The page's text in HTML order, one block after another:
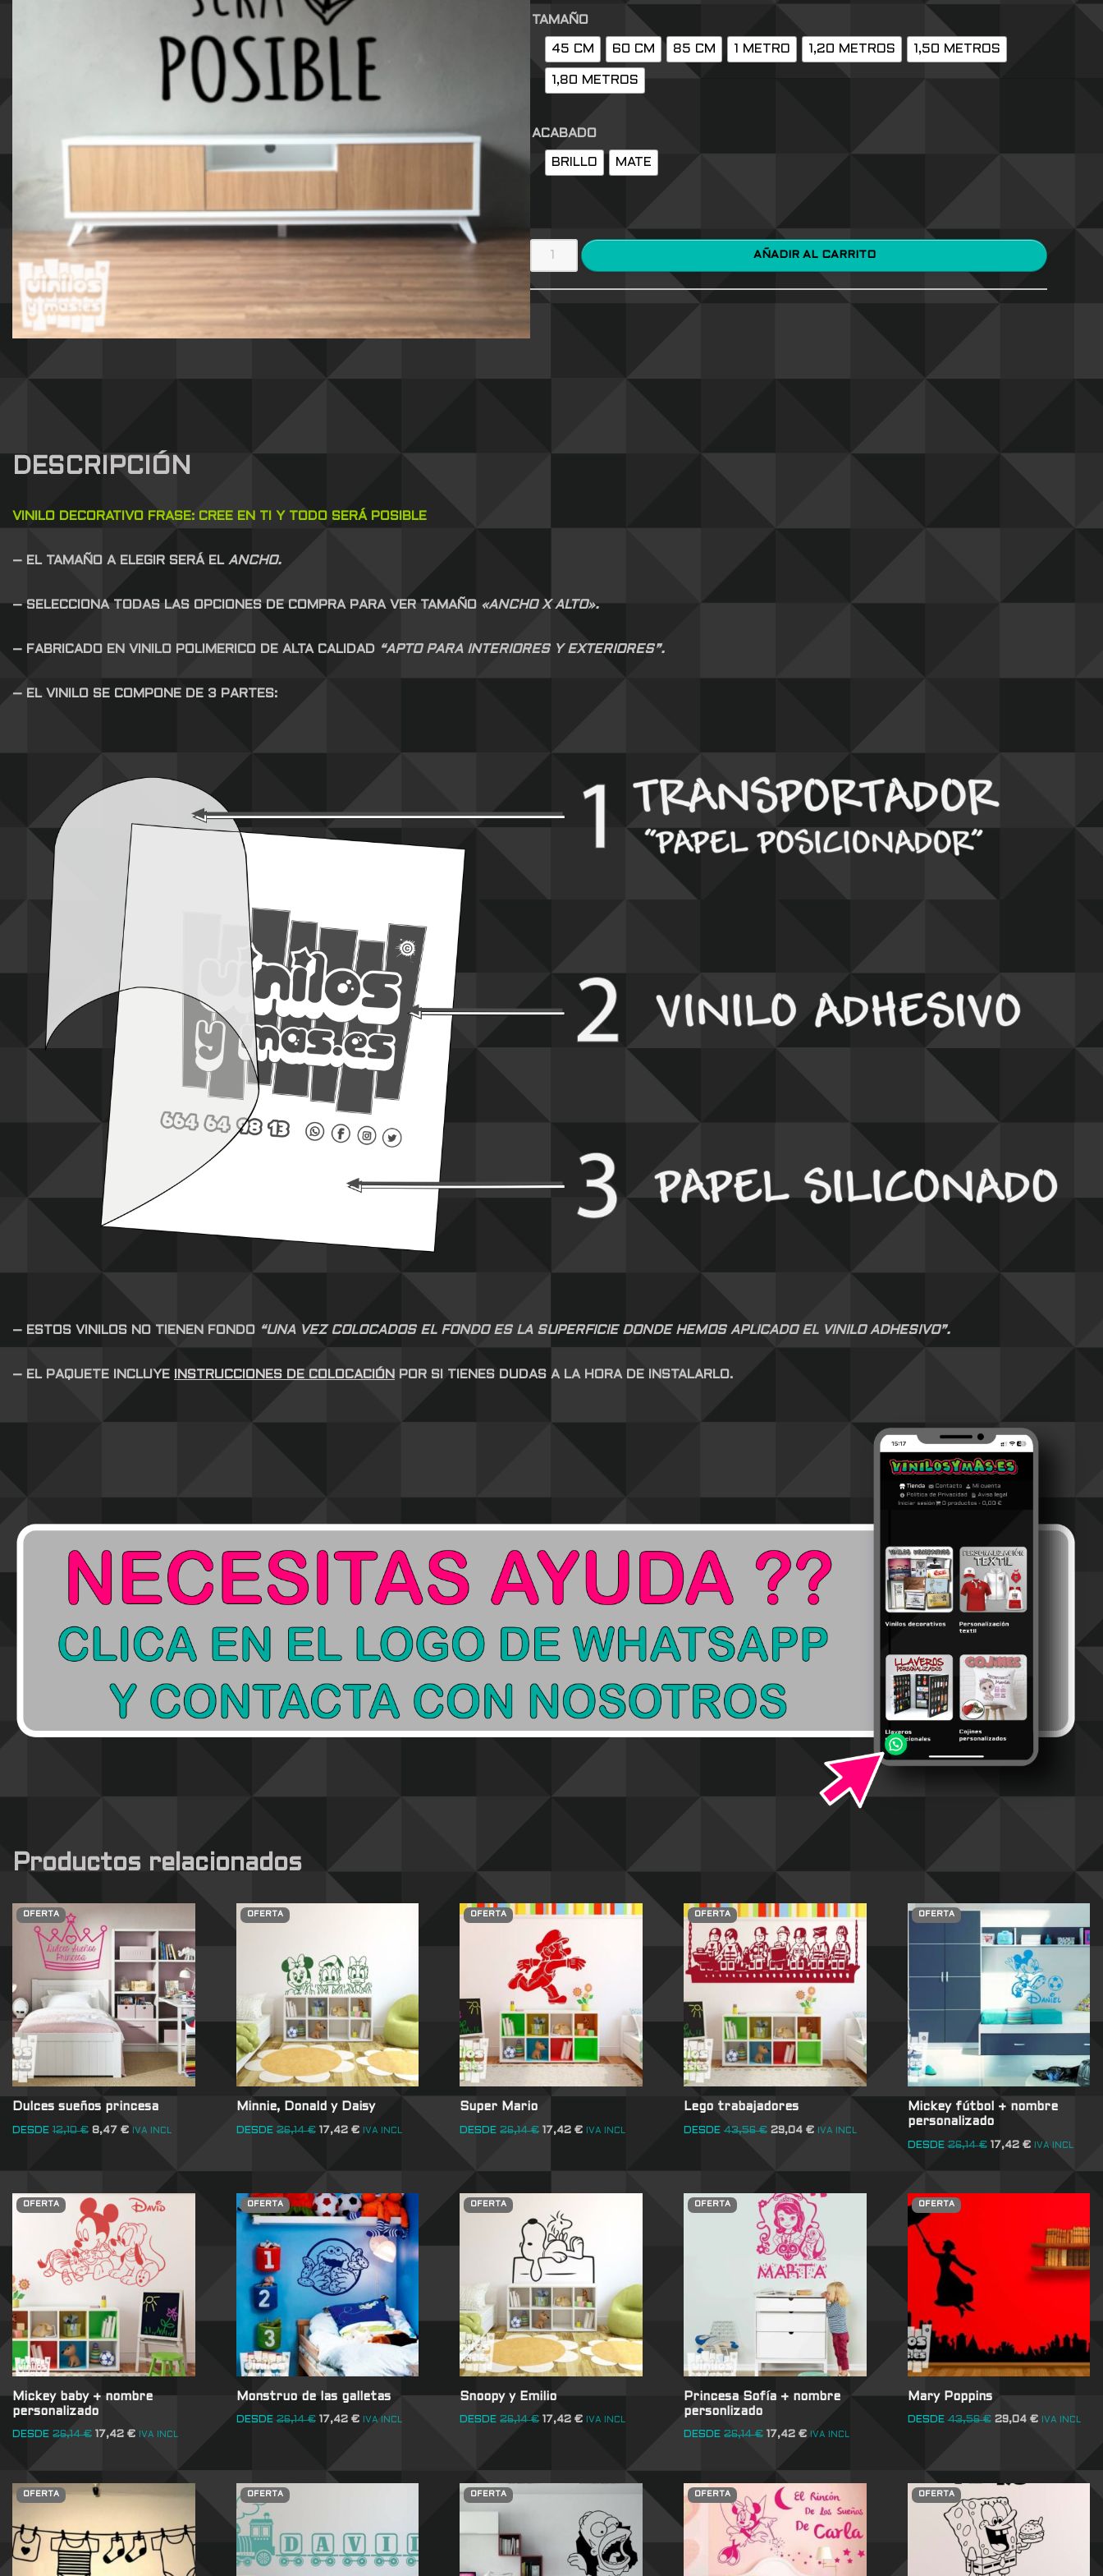
TAMAÑO
45 CM 60 CM 85 CM 1 METRO 1,20 METROS 1,50 METROS
1,80 METROS
ACABADO
BRILLO MATE
AÑADIR AL CARRITO
DESCRIPCIÓN
VINILO DECORATIVO FRASE: CREE EN TI Y TODO SERÁ POSIBLE
– EL TAMAÑO A ELEGIR SERÁ EL ANCHO.
– SELECCIONA TODAS LAS OPCIONES DE COMPRA PARA VER TAMAÑO «ANCHO X ALTO».
– FABRICADO EN VINILO POLIMERICO DE ALTA CALIDAD “APTO PARA INTERIORES Y EXTERIORES”.
– EL VINILO SE COMPONE DE 3 PARTES:
– ESTOS VINILOS NO TIENEN FONDO “UNA VEZ COLOCADOS EL FONDO ES LA SUPERFICIE DONDE HEMOS APLICADO EL VINILO ADHESIVO”.
– EL PAQUETE INCLUYE INSTRUCCIONES DE COLOCACIÓN POR SI TIENES DUDAS A LA HORA DE INSTALARLO.
Productos relacionados
OFERTA
Dulces sueños princesa
DESDE 12,10€ 8,47 € IVA INCL
OFERTA
Minnie, Donald y Daisy
DESDE 26,14€ 17,42 € IVA INCL
OFERTA
Super Mario
DESDE 26,14€ 17,42€ IVA INCL
OFERTA
Lego trabajadores
DESDE 43,56€ 29,04 € IVA INCL
OFERTA
Mickey fútbol + nombre
personalizado
DESDE 26,14€ 17,42 € IVA INCL
OFERTA
Mickey baby + nombre
personalizado
DESDE 26,14€ 17,42 € IVA INCL
OFERTA
Monstruo de las galletas
DESDE 26,14€ 17,42 € IVA INCL
OFERTA
Snoopy y Emilio
DESDE 26,14€ 17,42€ IVA INCL
OFERTA
Princesa Sofía + nombre
personlizado
DESDE 26,14€ 17,42 € IVA INCL
OFERTA
Mary Poppins
DESDE 43,56€ 29,04 € IVA INCL
OFERTA OFERTA OFERTA OFERTA OFERTA